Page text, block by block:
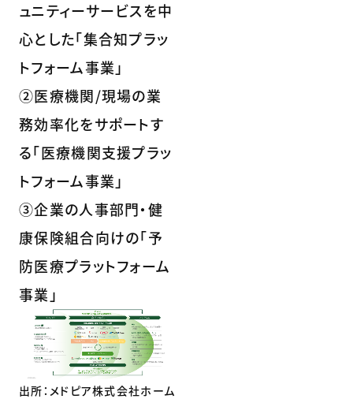
ュニティーサービスを中
心とした「集合知プラッ
トフォーム事業」
②医療機関/現場の業
務効率化をサポートす
る「医療機関支援プラッ
トフォーム事業」
③企業の人事部門・健
康保険組合向けの「予
防医療プラットフォーム
事業」
出所：メドピア株式会社ホーム